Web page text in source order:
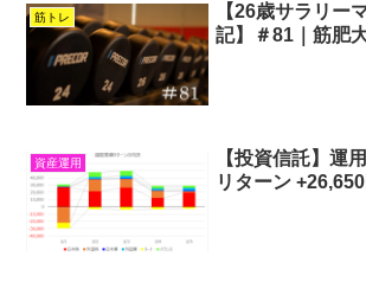
筋トレ
【26歳サラリー
記】＃81｜筋肥
資産運用
【投資信託】運
リターン